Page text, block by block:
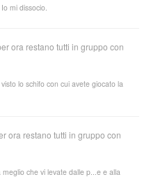
mi dissocio.
ora restano tutti in gruppo con
lo schifo con cui avete giocato la
ora restano tutti in gruppo con
che vi levate dalle p...e e alla